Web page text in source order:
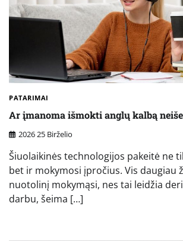
PATARIMAI
Ar įmanoma išmokti anglų kalbą
2026 25 Birželio
Šiuolaikinės technologijos pakeitė ne
bet ir mokymosi įpročius. Vis daugiau
nuotolinį mokymąsi, nes tai leidžia
darbu, šeima […]